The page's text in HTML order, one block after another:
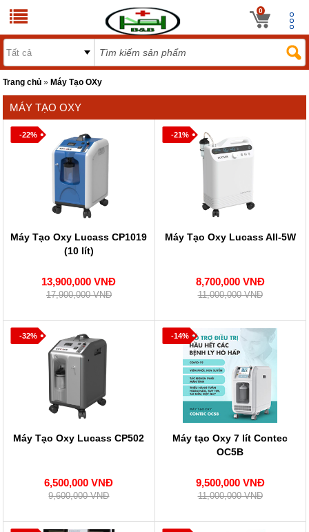
0
Trang chủ »Máy Tạo OXy
MÁY TẠO OXY
-22%
Máy Tạo Oxy Lucass CP1019
(10 lít)
13,900,000 VNĐ
17,900,000 VNĐ
-21%
Máy Tạo Oxy Lucass AII-5W
8,700,000 VNĐ
11,000,000 VNĐ
-32%
Máy Tạo Oxy Lucass CP502
6,500,000 VNĐ
9,600,000 VNĐ
-14%
Máy tạo Oxy 7 lít Contec
OC5B
9,500,000 VNĐ
11,000,000 VNĐ